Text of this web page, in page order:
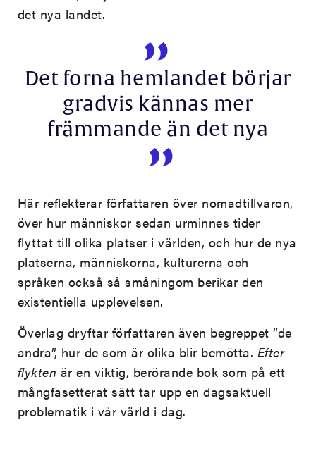
det nya landet.
Det forna hemlandet börjar
gradvis kännas mer
främmande än det nya
Här reflekterar författaren över nomadtillvaron,
över hur människor sedan urminnes tider
flyttat till olika platser i världen, och hur de nya
platserna, människorna, kulturerna och
språken också så småningom berikar den
existentiella upplevelsen.
Överlag dryftar författaren även begreppet ”de
andra”, hur de som är olika blir bemötta. Efter
flykten är en viktig, berörande bok som på ett
mångfasetterat sätt tar upp en dagsaktuell
problematik i vår värld i dag.